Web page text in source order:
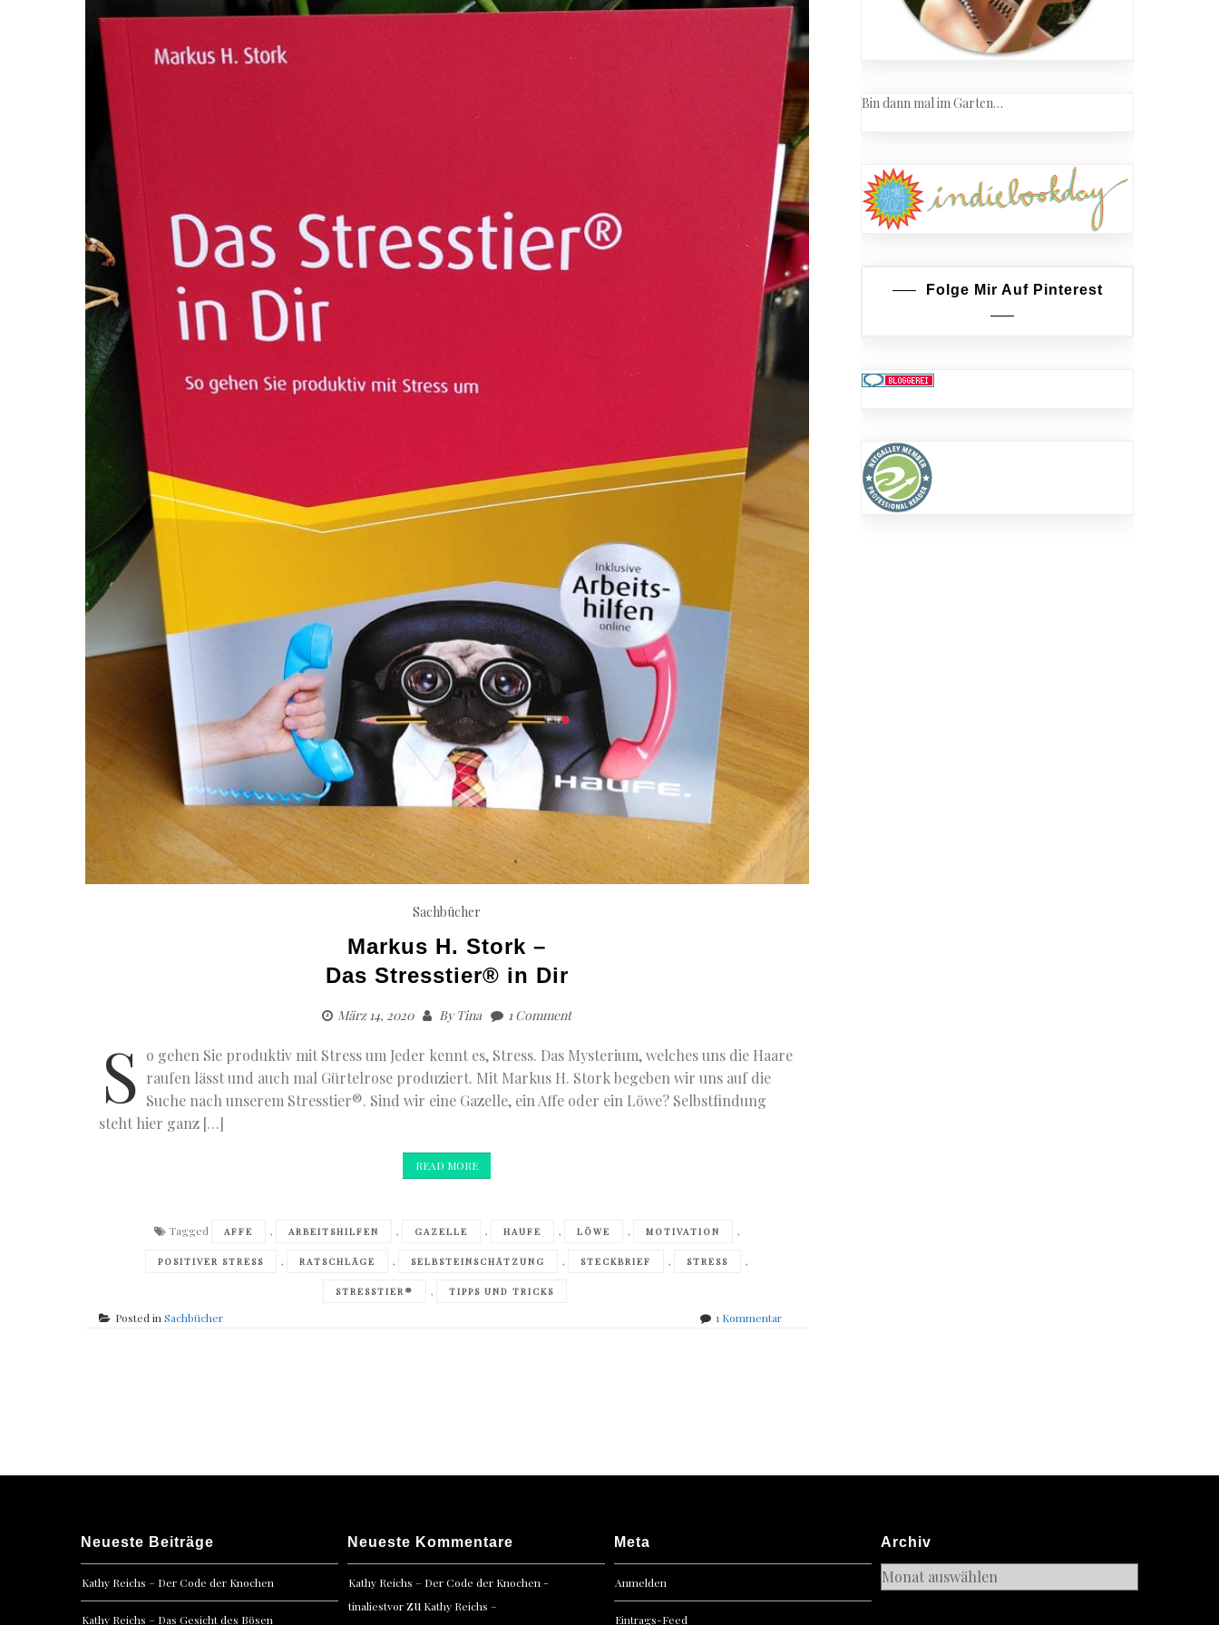
Sachbücher
Markus H. Stork –
Das Stresstier® in Dir
März 14, 2020 ByTina 1 Comment
S o gehen Sie produktiv mit Stress um Jeder kennt es, Stress. Das Mysterium, welches uns die Haare
raufen lässt und auch mal Gürtelrose produziert. Mit Markus H. Stork begeben wir uns auf die
Suche nach unserem Stresstier®. Sind wir eine Gazelle, ein Affe oder ein Löwe? Selbstfindung
steht hier ganz […]
READ MORE
Tagged AFFE , ARBEITSHILFEN , GAZELLE , HAUFE , LÖWE , MOTIVATION ,
POSITIVER STRESS , RATSCHLÄGE , SELBSTEINSCHÄTZUNG , STECKBRIEF , STRESS ,
STRESSTIER® , TIPPS UND TRICKS
Posted inSachbücher 1 Kommentarzu
Bin dann mal im Garten…
Folge Mir Auf Pinterest
Neueste Beiträge
Kathy Reichs – Der Code der Knochen
Kathy Reichs – Das Gesicht des Bösen
Neueste Kommentare
Kathy Reichs – Der Code der Knochen -
tinaliestvorzu Kathy Reichs –
Meta
Anmelden
Eintrags-Feed
Archiv
Archiv